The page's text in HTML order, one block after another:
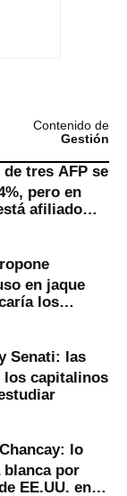
Contenido de
Gestión
de tres AFP se
pero en
afiliado
en jaque
los
Senati: las
los capitalinos
lo
blanca por
EE.UU. en